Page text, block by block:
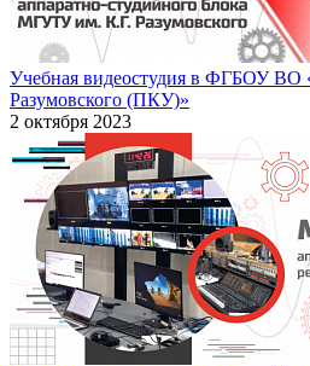
Учебная видеостудия в ФГБОУ
Разумовского (ПКУ)»
2 октября 2023